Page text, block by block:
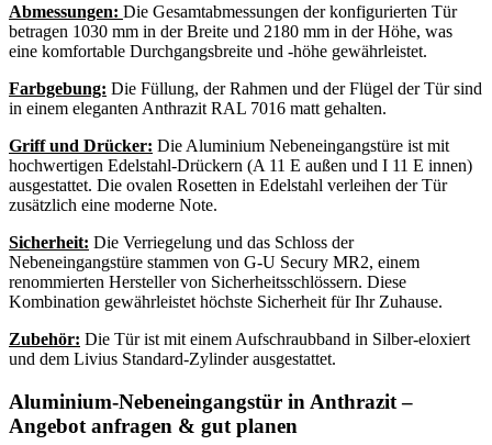
Abmessungen: Die Gesamtabmessungen der konfigurierten Tür
betragen 1030 mm in der Breite und 2180 mm in der Höhe, was
eine komfortable Durchgangsbreite und -höhe gewährleistet.
Farbgebung: Die Füllung, der Rahmen und der Flügel der Tür sind
in einem eleganten Anthrazit RAL 7016 matt gehalten.
Griff und Drücker: Die Aluminium Nebeneingangstüre ist mit
hochwertigen Edelstahl-Drückern (A 11 E außen und I 11 E innen)
ausgestattet. Die ovalen Rosetten in Edelstahl verleihen der Tür
zusätzlich eine moderne Note.
Sicherheit: Die Verriegelung und das Schloss der
Nebeneingangstüre stammen von G-U Secury MR2, einem
renommierten Hersteller von Sicherheitsschlössern. Diese
Kombination gewährleistet höchste Sicherheit für Ihr Zuhause.
Zubehör: Die Tür ist mit einem Aufschraubband in Silber-eloxiert
und dem Livius Standard-Zylinder ausgestattet.
Aluminium-Nebeneingangstür in Anthrazit –
Angebot anfragen & gut planen